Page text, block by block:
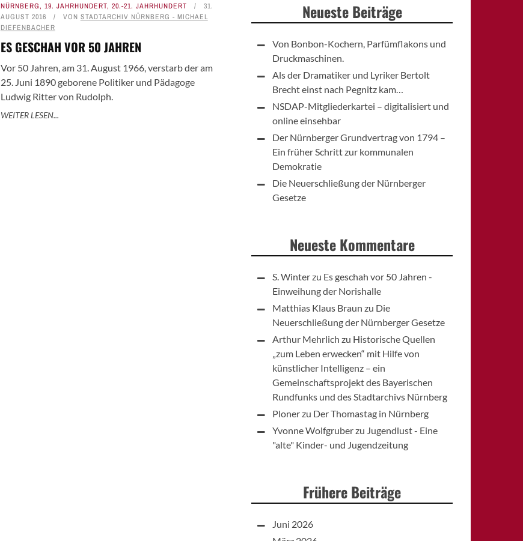
NÜRNBERG, 19. JAHRHUNDERT, 20.-21. JAHRHUNDERT
31.
AUGUST 2016
VON STADTARCHIV NÜRNBERG - MICHAEL
DIEFENBACHER
ES GESCHAH VOR 50 JAHREN
Vor 50 Jahren, am 31. August 1966, verstarb der am
25. Juni 1890 geborene Politiker und Pädagoge
Ludwig Ritter von Rudolph.
WEITER LESEN...
Neueste Beiträge
Von Bonbon-Kochern, Parfümflakons und
Druckmaschinen.
Als der Dramatiker und Lyriker Bertolt
Brecht einst nach Pegnitz kam…
NSDAP-Mitgliederkartei – digitalisiert und
online einsehbar
Der Nürnberger Grundvertrag von 1794 –
Ein früher Schritt zur kommunalen
Demokratie
Die Neuerschließung der Nürnberger
Gesetze
Neueste Kommentare
S. Winterzu Es geschah vor 50 Jahren -
Einweihung der Norishalle
Matthias Klaus Braun zu Die
Neuerschließung der Nürnberger Gesetze
Arthur Mehrlich zu Historische Quellen
„zum Leben erwecken“ mit Hilfe von
künstlicher Intelligenz – ein
Gemeinschaftsprojekt des Bayerischen
Rundfunks und des Stadtarchivs Nürnberg
Plonerzu Der Thomastag in Nürnberg
Yvonne Wolfgruberzu Jugendlust - Eine
"alte" Kinder- und Jugendzeitung
Frühere Beiträge
Juni 2026